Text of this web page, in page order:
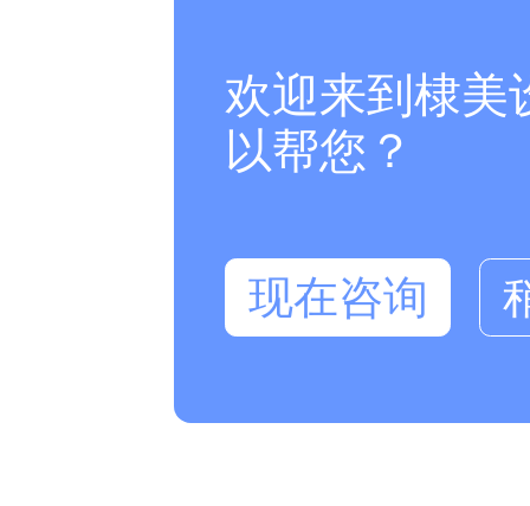
欢迎来到棣美
以帮您？
现在咨询